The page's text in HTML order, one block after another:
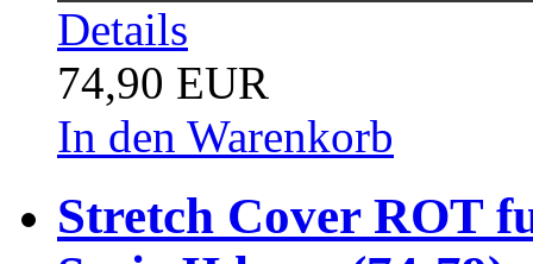
Details
74,90 EUR
In den Warenkorb
Stretch Cover ROT